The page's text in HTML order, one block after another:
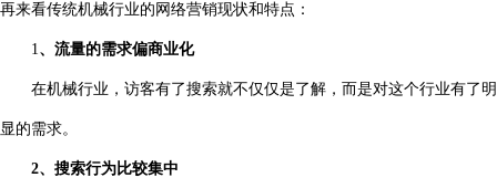
再来看传统机械行业的网络营销现状和特点：
1、流量的需求偏商业化
在机械行业，访客有了搜索就不仅仅是了解，而是对这个行业有了明
显的需求。
2、搜索行为比较集中